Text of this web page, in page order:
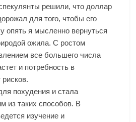
решили, что доллар
для того, чтобы его
опять я мысленно вернуться
ожила. С ростом
все большего числа
и потребность в
рисков.
похудения и стала
из таких способов. В
изучение и